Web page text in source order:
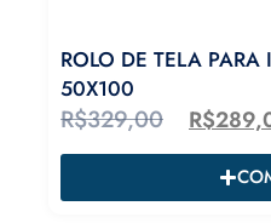
ROLO DE TELA PARA
50X100
R$329,00 R$